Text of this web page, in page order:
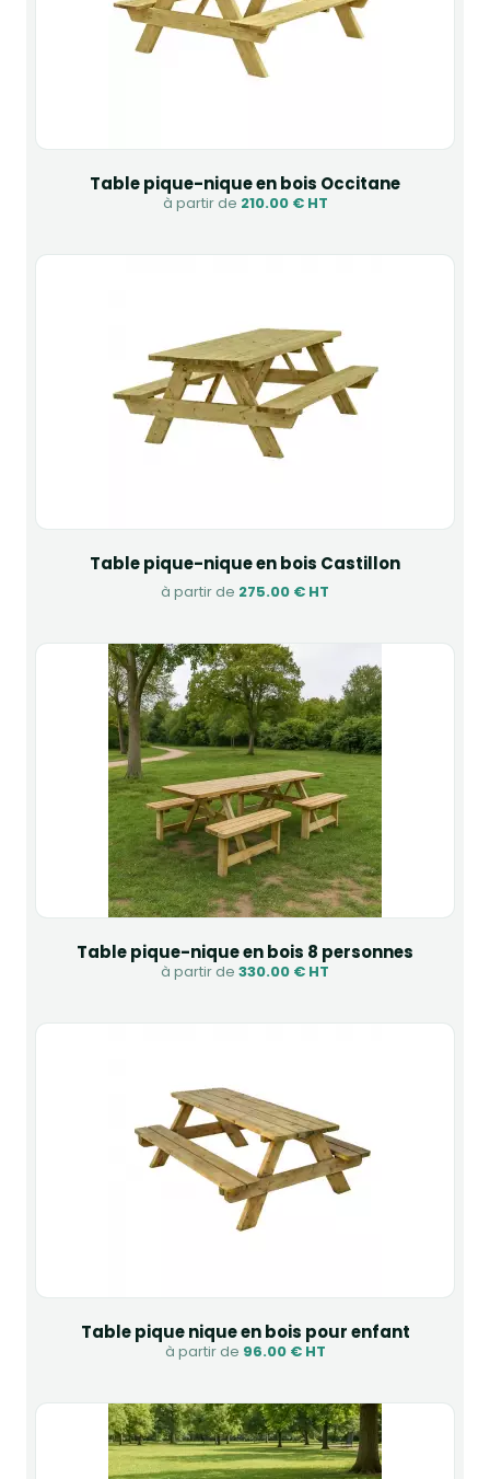
Table pique-nique en bois Occitane
à partir de 210.00 € HT
Table pique-nique en bois Castillon
à partir de 275.00 € HT
Table pique-nique en bois 8 personnes
à partir de 330.00 € HT
Table pique nique en bois pour enfant
à partir de 96.00 € HT